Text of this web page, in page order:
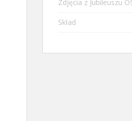
Zdjęcia z Jubileuszu
Skład